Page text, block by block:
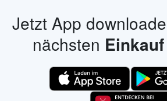
Jetzt App
nächsten